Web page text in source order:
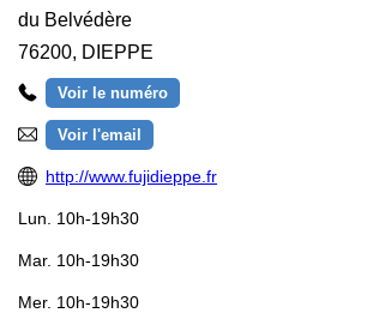
du Belvédère
76200, DIEPPE
Voir le numéro
Voir l'email
http://www.fujidieppe.fr
Lun. 10h-19h30
Mar. 10h-19h30
Mer. 10h-19h30